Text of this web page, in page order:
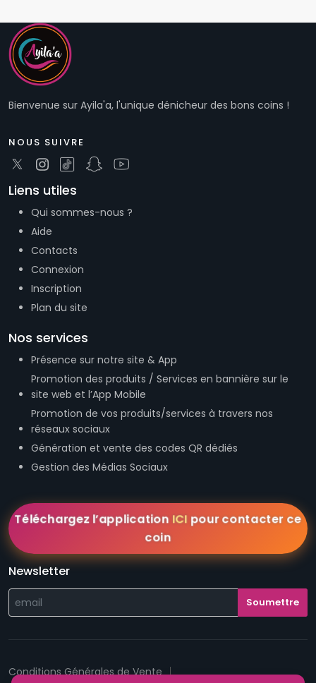
Bienvenue sur Ayila'a, l'unique dénicheur des bons coins !
NOUS SUIVRE
Liens utiles
Qui sommes-nous ?
Aide
Contacts
Connexion
Inscription
Plan du site
Nos services
Présence sur notre site & App
Promotion des produits / Services en bannière sur le
site web et l’App Mobile
Promotion de vos produits/services à travers nos
réseaux sociaux
Génération et vente des codes QR dédiés
Gestion des Médias Sociaux
Téléchargez l’application ICIpour contacter ce
coin
Newsletter
Conditions Générales de Vente